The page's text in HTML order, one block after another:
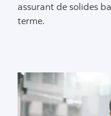
assurant de solides
terme.